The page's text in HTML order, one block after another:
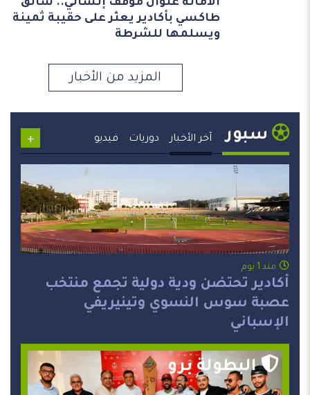
الأمانة عنوان موقف إنساني.. سائق
طاكسي بأكادير يعثر على حقيبة ثمينة
ويسلمها للشرطة
المزيد من الأخبار
سبور آخر الأخبار دوريات فيديو +
مند 1 يوم
أكادير تحتضن ودية دولية تجمع منتخب
عصبة سوس النسوي وتينيريفي
الإسباني
البطولة برو